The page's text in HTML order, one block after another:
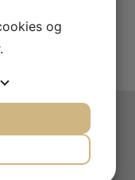
handler med A.
og
.